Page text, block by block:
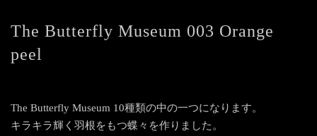
The Butterfly Museum 003 Orange
peel
The Butterfly Museum 10種類の中の一つになります。
キラキラ輝く羽根をもつ蝶々を作りました。